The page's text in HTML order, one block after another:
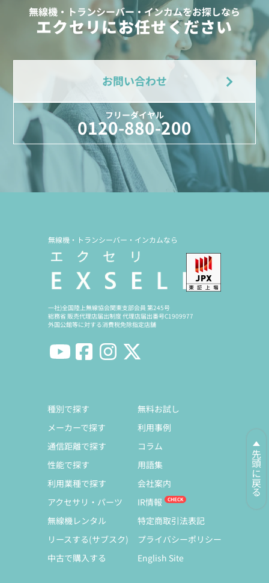
無線機・トランシーバー・インカムをお探しなら
エクセリにお任せください
お問い合わせ
フリーダイヤル
0120-880-200
先頭に戻る
無線機・トランシーバー・インカムなら
一社)全国陸上無線協会関東支部会員 第245号
総務省 販売代理店届出制度 代理店届出番号C1909977
外国公館等に対する消費税免除指定店舗
種別で探す
メーカーで探す
通信距離で探す
性能で探す
利用業種で探す
アクセサリ・パーツ
無線機レンタル
リースする(サブスク)
中古で購入する
無料お試し
利用事例
コラム
用語集
会社案内
IR情報
特定商取引法表記
プライバシーポリシー
English Site